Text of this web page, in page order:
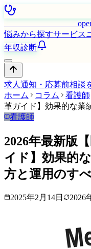
悩みから探すサービス
年収診断
求人通知・応募前相談
ホーム
コラム 看護師
革ガイド】効果的な業
看護師
2026年最新版
イド】効果的
方と運用のす
2025年2月14日 2026